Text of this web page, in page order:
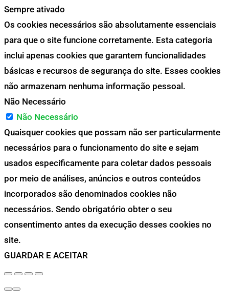
Sempre ativado
Os cookies necessários são absolutamente essenciais
para que o site funcione corretamente. Esta categoria
inclui apenas cookies que garantem funcionalidades
básicas e recursos de segurança do site. Esses cookies
não armazenam nenhuma informação pessoal.
Não Necessário
Não Necessário
Quaisquer cookies que possam não ser particularmente
necessários para o funcionamento do site e sejam
usados especificamente para coletar dados pessoais
por meio de análises, anúncios e outros conteúdos
incorporados são denominados cookies não
necessários. Sendo obrigatório obter o seu
consentimento antes da execução desses cookies no
site.
GUARDAR E ACEITAR